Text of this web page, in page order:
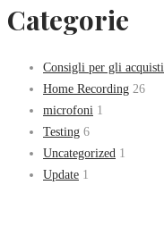
Categorie
Consigli per gli acquisti
Home Recording 26
microfoni 1
Testing 6
Uncategorized 1
Update 1